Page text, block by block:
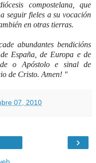
compostelana, que
seguir fieles a su vocación
en otras tierras.
abundantes bendicións
España, de Europa e de
o Apóstolo e sinal de
de Cristo. Amen! "
07, 2010
›